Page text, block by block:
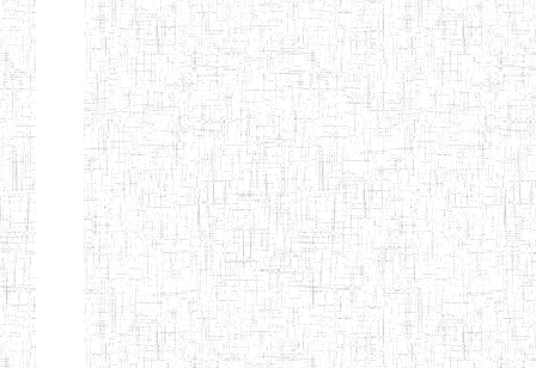
Denomination Création Type Nature
GTTC
BANGEM
08/12/1997 ENIEG Public
GTTC
FONTEM
25/09/2000 ENIEG Public
GTTC
MAMFE
03/11/1983 ENIEG Public